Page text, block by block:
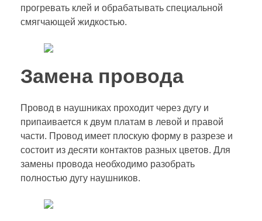
прогревать клей и обрабатывать специальной
смягчающей жидкостью.
Замена провода
Провод в наушниках проходит через дугу и
припаивается к двум платам в левой и правой
части. Провод имеет плоскую форму в разрезе и
состоит из десяти контактов разных цветов. Для
замены провода необходимо разобрать
полностью дугу наушников.